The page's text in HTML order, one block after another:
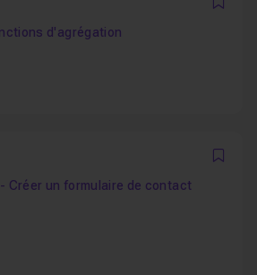
d'agrégation
Créer un formulaire de contact